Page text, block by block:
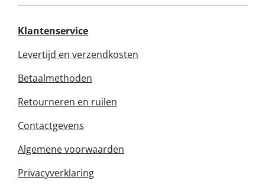
Klantenservice
Levertijd en verzendkosten
Betaalmethoden
Retourneren en ruilen
Contactgevens
Algemene voorwaarden
Privacyverklaring